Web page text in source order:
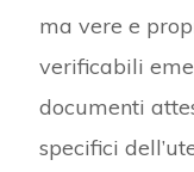
ma vere e
verificabili
documenti
specifici